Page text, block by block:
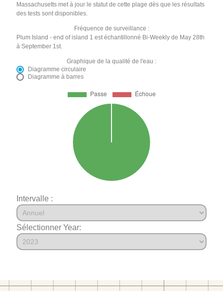
Massachusetts met à jour le statut de cette plage dès que les résultats
des tests sont disponibles.
Fréquence de surveillance :
Plum Island - end of island 1 est échantillonné Bi-Weekly de May 28th
à September 1st.
Graphique de la qualité de l'eau :
Diagramme circulaire
Diagramme à barres
Intervalle :
Sélectionner Year: